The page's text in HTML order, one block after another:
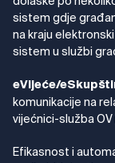
sistem gdje
na kraju
sistem u službi
eVijeće/
komunikacije na
vijećnici-služba OV
Efikasnost i